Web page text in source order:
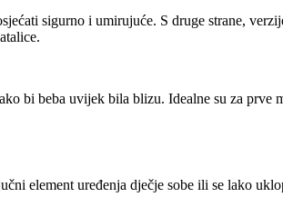
sigurno i umirujuće. S druge strane,
bi beba uvijek bila blizu. Idealne su za prve
element uređenja dječje sobe ili se lako